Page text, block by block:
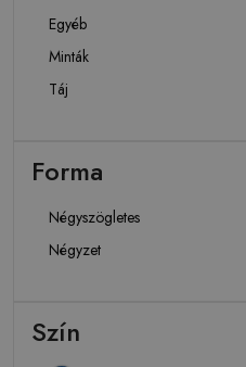
Egyéb
Minták
Táj
Forma
Négyszögletes
Négyzet
Szín